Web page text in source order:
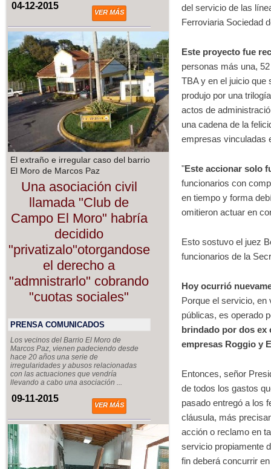
04-12-2015
VER MÁS
El extraño e irregular caso del barrio
El Moro de Marcos Paz
Una asociación civil
llamada "Club de
Campo El Moro" habría
decidido
"privatizalo"otorgandose
el derecho a
"admnistrarlo" cobrando
"cuotas sociales"
PRENSA COMUNICADOS
Los vecinos del Barrio El Moro de
Marcos Paz, vienen padeciendo desde
hace 20 años una serie de
irregularidades y abusos relacionadas
con las actuaciones que vendría
llevando a cabo una asociación ...
09-11-2015
VER MÁS
del servicio de las
Ferroviaria Sociedad
Este proyecto fue
personas más una,
TBA y en el juicio que
produjo por una
actos de
una cadena de la
empresas vinculadas
"Este accionar solo
funcionarios con
en tiempo y forma
omitieron actuar en
Esto sostuvo el juez
funcionarios de la
Hoy ocurrió
Porque el servicio, en
públicas, es operado
brindado por dos ex
empresas Roggio y
Entonces, señor
de todos los gastos
pasado entregó a los
cláusula, más
acción o reclamo en
servicio propiamente
fin deberá concurrir